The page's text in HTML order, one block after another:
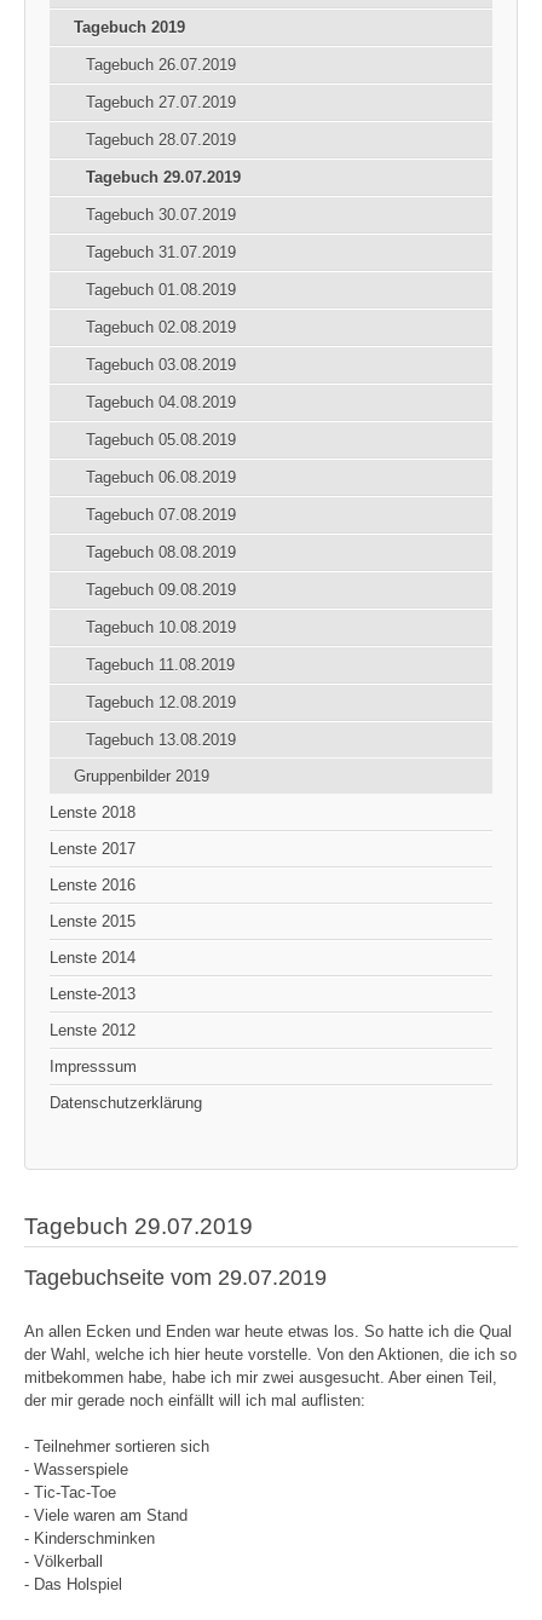
Tagebuch 2019
Tagebuch 26.07.2019
Tagebuch 27.07.2019
Tagebuch 28.07.2019
Tagebuch 29.07.2019
Tagebuch 30.07.2019
Tagebuch 31.07.2019
Tagebuch 01.08.2019
Tagebuch 02.08.2019
Tagebuch 03.08.2019
Tagebuch 04.08.2019
Tagebuch 05.08.2019
Tagebuch 06.08.2019
Tagebuch 07.08.2019
Tagebuch 08.08.2019
Tagebuch 09.08.2019
Tagebuch 10.08.2019
Tagebuch 11.08.2019
Tagebuch 12.08.2019
Tagebuch 13.08.2019
Gruppenbilder 2019
Lenste 2018
Lenste 2017
Lenste 2016
Lenste 2015
Lenste 2014
Lenste-2013
Lenste 2012
Impresssum
Datenschutzerklärung
Tagebuch 29.07.2019
Tagebuchseite vom 29.07.2019
An allen Ecken und Enden war heute etwas los. So hatte ich die Qual
der Wahl, welche ich hier heute vorstelle. Von den Aktionen, die ich so
mitbekommen habe, habe ich mir zwei ausgesucht. Aber einen Teil,
der mir gerade noch einfällt will ich mal auflisten:
- Teilnehmer sortieren sich
- Wasserspiele
- Tic-Tac-Toe
- Viele waren am Stand
- Kinderschminken
- Völkerball
- Das Holspiel